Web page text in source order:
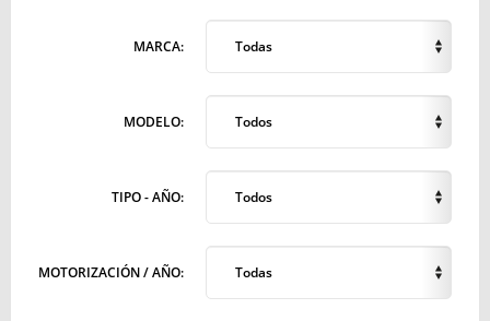
MARCA: Todas
MODELO: Todos
TIPO - AÑO: Todos
MOTORIZACIÓN / AÑO: Todas